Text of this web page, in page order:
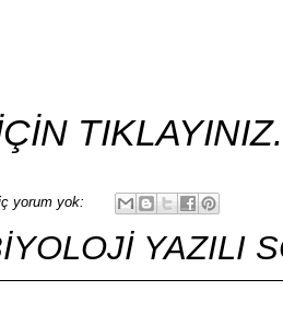
yorum yok:
YAZILI